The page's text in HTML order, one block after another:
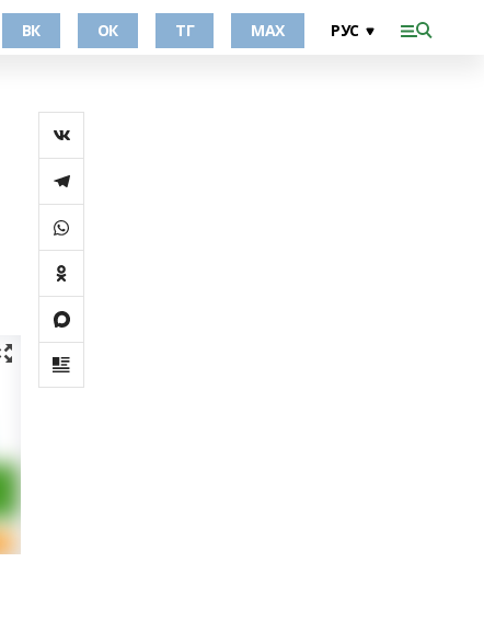
ВК ОК ТГ МАХ